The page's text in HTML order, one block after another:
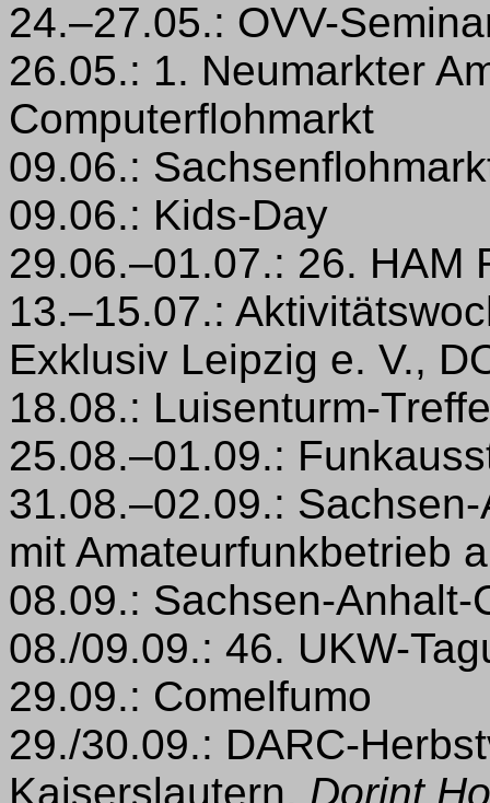
24.–27.05.: OVV-
26.05.: 1. Neumarkter
Computerflohmarkt
09.06.:
09.06.: Kids-Day
29.06.–01.07.: 26. HAM
13.–15.07.:
Exklusiv Leipzig e. V.,
18.08.: Luisenturm-
25.08.–01.09.:
31.08.–02.09.:
mit Amateurfunkbetrieb
08.09.: Sachsen-
08./09.09.: 46. UKW-
29.09.: Comelfumo
29./30.09.: DARC-
Kaiserslautern, Dorint